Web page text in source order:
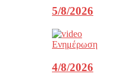
5/8/2026
Ενημέρωση
4/8/2026